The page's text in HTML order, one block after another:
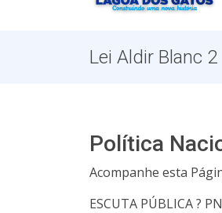
Lei Aldir Blanc 2
Política
Acompanhe esta
ESCUTA PÚBLICA ?